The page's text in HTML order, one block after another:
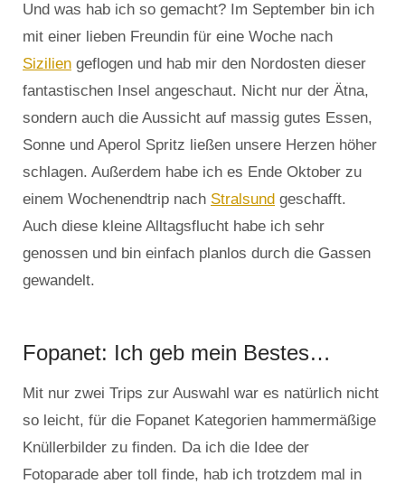
Und was hab ich so gemacht? Im September bin ich
mit einer lieben Freundin für eine Woche nach
Sizilien geflogen und hab mir den Nordosten dieser
fantastischen Insel angeschaut. Nicht nur der Ätna,
sondern auch die Aussicht auf massig gutes Essen,
Sonne und Aperol Spritz ließen unsere Herzen höher
schlagen. Außerdem habe ich es Ende Oktober zu
einem Wochenendtrip nach Stralsund geschafft.
Auch diese kleine Alltagsflucht habe ich sehr
genossen und bin einfach planlos durch die Gassen
gewandelt.
Fopanet: Ich geb mein Bestes…
Mit nur zwei Trips zur Auswahl war es natürlich nicht
so leicht, für die Fopanet Kategorien hammermäßige
Knüllerbilder zu finden. Da ich die Idee der
Fotoparade aber toll finde, hab ich trotzdem mal in